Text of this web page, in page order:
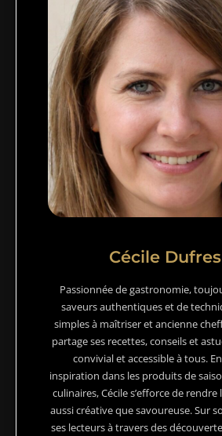
Cécile
Passionnée de gastronomie,
saveurs authentiques et de
simples à maîtriser et ancienne
partage ses recettes, conseils et
convivial et accessible à tous.
inspiration dans les produits de
culinaires, Cécile s’efforce de
aussi créative que savoureuse. Sur
ses lecteurs à travers des